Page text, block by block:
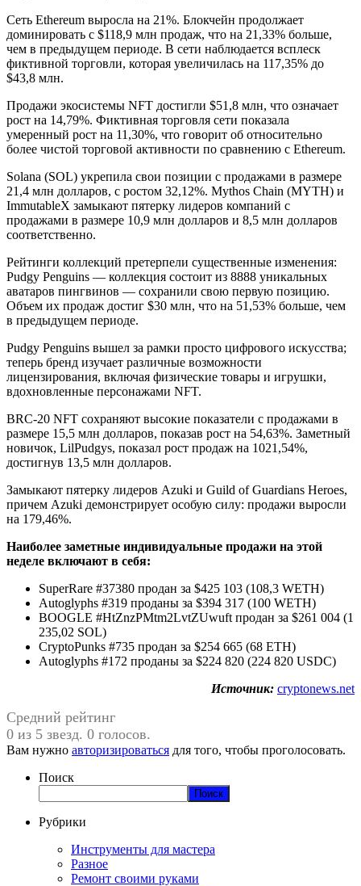
Сеть Ethereum выросла на 21%. Блокчейн продолжает
доминировать с $118,9 млн продаж, что на 21,33% больше,
чем в предыдущем периоде. В сети наблюдается всплеск
фиктивной торговли, которая увеличилась на 117,35% до
$43,8 млн.
Продажи экосистемы NFT достигли $51,8 млн, что означает
рост на 14,79%. Фиктивная торговля сети показала
умеренный рост на 11,30%, что говорит об относительно
более чистой торговой активности по сравнению с Ethereum.
Solana (SOL) укрепила свои позиции с продажами в размере
21,4 млн долларов, с ростом 32,12%. Mythos Chain (MYTH) и
ImmutableX замыкают пятерку лидеров компаний с
продажами в размере 10,9 млн долларов и 8,5 млн долларов
соответственно.
Рейтинги коллекций претерпели существенные изменения:
Pudgy Penguins — коллекция состоит из 8888 уникальных
аватаров пингвинов — сохранили свою первую позицию.
Объем их продаж достиг $30 млн, что на 51,53% больше, чем
в предыдущем периоде.
Pudgy Penguins вышел за рамки просто цифрового искусства;
теперь бренд изучает различные возможности
лицензирования, включая физические товары и игрушки,
вдохновленные персонажами NFT.
BRC-20 NFT сохраняют высокие показатели с продажами в
размере 15,5 млн долларов, показав рост на 54,63%. Заметный
новичок, LilPudgys, показал рост продаж на 1021,54%,
достигнув 13,5 млн долларов.
Замыкают пятерку лидеров Azuki и Guild of Guardians Heroes,
причем Azuki демонстрирует особую силу: продажи выросли
на 179,46%.
Наиболее заметные индивидуальные продажи на этой
неделе включают в себя:
SuperRare #37380 продан за $425 103 (108,3 WETH)
Autoglyphs #319 проданы за $394 317 (100 WETH)
BOOGLE #HtZnzPMtm2LvtZUwuft продан за $261 004 (1
235,02 SOL)
CryptoPunks #735 продан за $254 665 (68 ETH)
Autoglyphs #172 проданы за $224 820 (224 820 USDC)
Источник: cryptonews.net
Средний рейтинг
0 из 5 звезд. 0 голосов.
Вам нужно авторизироваться для того, чтобы проголосовать.
Поиск
Поиск
Рубрики
Инструменты для мастера
Разное
Ремонт своими руками